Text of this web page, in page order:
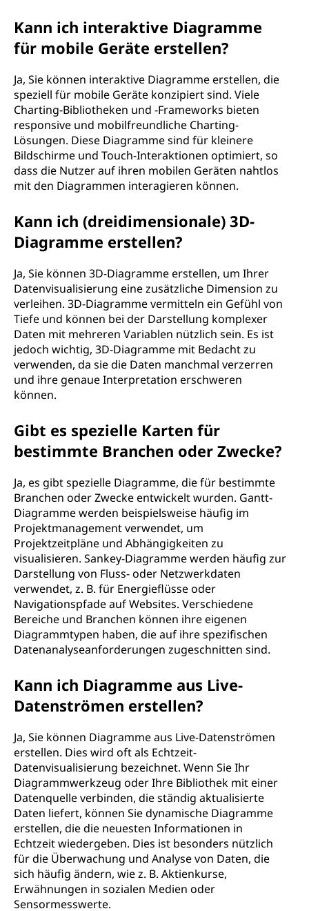
Kann ich interaktive Diagramme
für mobile Geräte erstellen?
Ja, Sie können interaktive Diagramme erstellen, die
speziell für mobile Geräte konzipiert sind. Viele
Charting-Bibliotheken und -Frameworks bieten
responsive und mobilfreundliche Charting-
Lösungen. Diese Diagramme sind für kleinere
Bildschirme und Touch-Interaktionen optimiert, so
dass die Nutzer auf ihren mobilen Geräten nahtlos
mit den Diagrammen interagieren können.
Kann ich (dreidimensionale) 3D-
Diagramme erstellen?
Ja, Sie können 3D-Diagramme erstellen, um Ihrer
Datenvisualisierung eine zusätzliche Dimension zu
verleihen. 3D-Diagramme vermitteln ein Gefühl von
Tiefe und können bei der Darstellung komplexer
Daten mit mehreren Variablen nützlich sein. Es ist
jedoch wichtig, 3D-Diagramme mit Bedacht zu
verwenden, da sie die Daten manchmal verzerren
und ihre genaue Interpretation erschweren
können.
Gibt es spezielle Karten für
bestimmte Branchen oder Zwecke?
Ja, es gibt spezielle Diagramme, die für bestimmte
Branchen oder Zwecke entwickelt wurden. Gantt-
Diagramme werden beispielsweise häufig im
Projektmanagement verwendet, um
Projektzeitpläne und Abhängigkeiten zu
visualisieren. Sankey-Diagramme werden häufig zur
Darstellung von Fluss- oder Netzwerkdaten
verwendet, z. B. für Energieflüsse oder
Navigationspfade auf Websites. Verschiedene
Bereiche und Branchen können ihre eigenen
Diagrammtypen haben, die auf ihre spezifischen
Datenanalyseanforderungen zugeschnitten sind.
Kann ich Diagramme aus Live-
Datenströmen erstellen?
Ja, Sie können Diagramme aus Live-Datenströmen
erstellen. Dies wird oft als Echtzeit-
Datenvisualisierung bezeichnet. Wenn Sie Ihr
Diagrammwerkzeug oder Ihre Bibliothek mit einer
Datenquelle verbinden, die ständig aktualisierte
Daten liefert, können Sie dynamische Diagramme
erstellen, die die neuesten Informationen in
Echtzeit wiedergeben. Dies ist besonders nützlich
für die Überwachung und Analyse von Daten, die
sich häufig ändern, wie z. B. Aktienkurse,
Erwähnungen in sozialen Medien oder
Sensormesswerte.